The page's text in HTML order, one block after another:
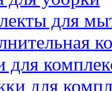
для
для
для